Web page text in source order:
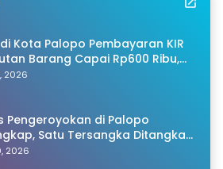
Kota Palopo Pembayaran KIR
Barang Capai Rp600 Ribu,
Pertanyakan Dugaan Pungli
2026
Pengeroyokan di Palopo
Satu Tersangka Ditangkap
2026